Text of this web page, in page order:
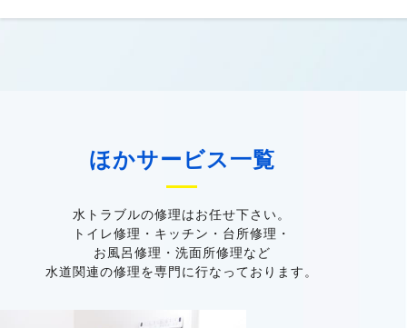
ほかサービス一覧
水トラブルの修理はお任せ下さい。
トイレ修理・キッチン・台所修理・
お風呂修理・洗面所修理など
水道関連の修理を専門に行なっております。